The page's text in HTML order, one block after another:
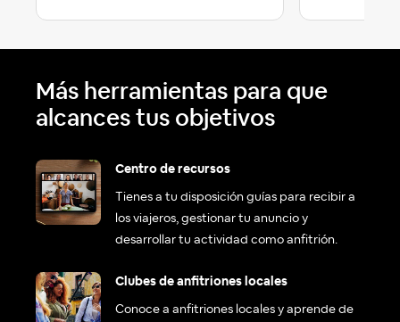
Más herramientas para que
alcances tus objetivos
Centro de recursos
Tienes a tu disposición guías para recibir a
los viajeros, gestionar tu anuncio y
desarrollar tu actividad como anfitrión.
Clubes de anfitriones locales
Conoce a anfitriones locales y aprende de